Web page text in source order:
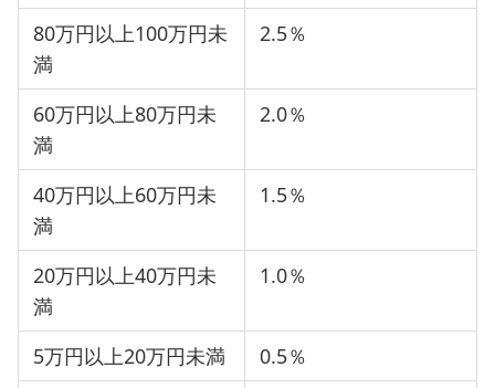
80万円以上100万円未
満
2.5％
60万円以上80万円未
満
2.0％
40万円以上60万円未
満
1.5％
20万円以上40万円未
満
1.0％
5万円以上20万円未満 0.5％